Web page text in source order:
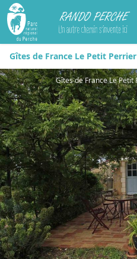
Rando Perche
Gîtes de France Le Petit Perrier